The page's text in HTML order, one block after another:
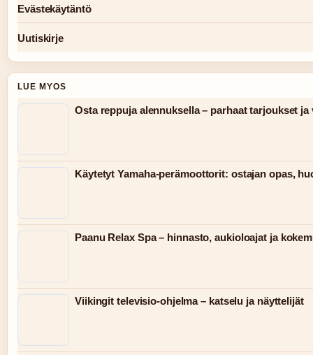
Evästekäytäntö
Uutiskirje
LUE MYOS
Osta reppuja alennuksella – parhaat tarjoukset ja
Käytetyt Yamaha-perämoottorit: ostajan opas,
Paanu Relax Spa – hinnasto, aukioloajat ja
Viikingit televisio-ohjelma – katselu ja näyttelijät